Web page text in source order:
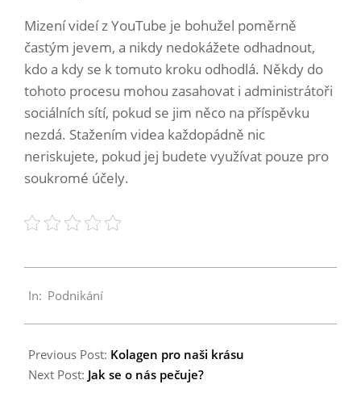
Mizení videí z YouTube je bohužel poměrně
častým jevem, a nikdy nedokážete odhadnout,
kdo a kdy se k tomuto kroku odhodlá. Někdy do
tohoto procesu mohou zasahovat i administrátoři
sociálních sítí, pokud se jim něco na příspěvku
nezdá. Stažením videa každopádně nic
neriskujete, pokud jej budete využívat pouze pro
soukromé účely.
12-
In: Podnikání
Previous Post: Kolagen pro naši krásu
Next Post: Jak se o nás pečuje?